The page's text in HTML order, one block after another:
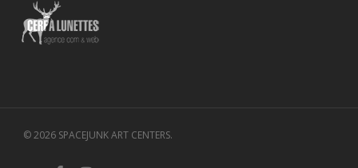
© 2026 SPACEJUNK ART CENTERS.